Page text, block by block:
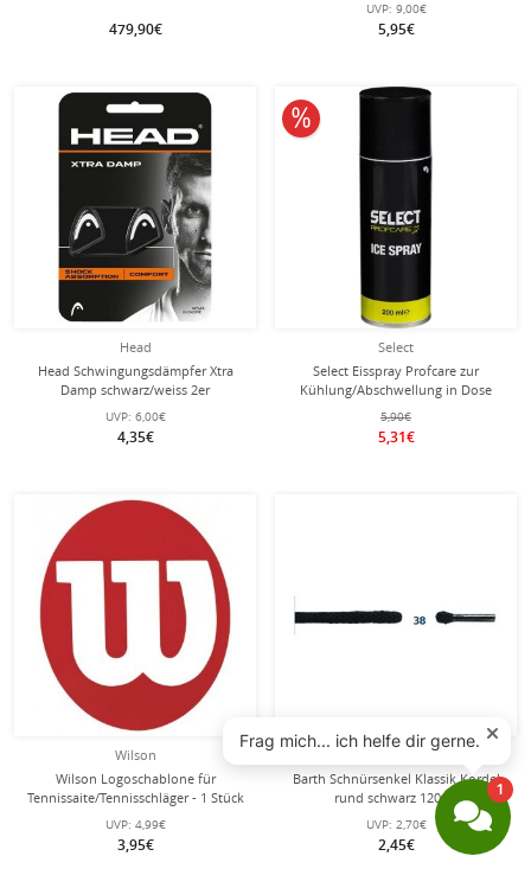
479,90€
UVP: 9,00€
5,95€
Head
Head Schwingungsdämpfer Xtra
Damp schwarz/weiss 2er
UVP: 6,00€
4,35€
Select
Select Eisspray Profcare zur
Kühlung/Abschwellung in Dose
200ml
5,90€
5,31€
10% reduziert
Wilson
Wilson Logoschablone für
Tennissaite/Tennisschläger - 1 Stück
UVP: 4,99€
3,95€
Barth Schnürsenkel Klassik Kordel
rund schwarz 120cm
UVP: 2,70€
2,45€